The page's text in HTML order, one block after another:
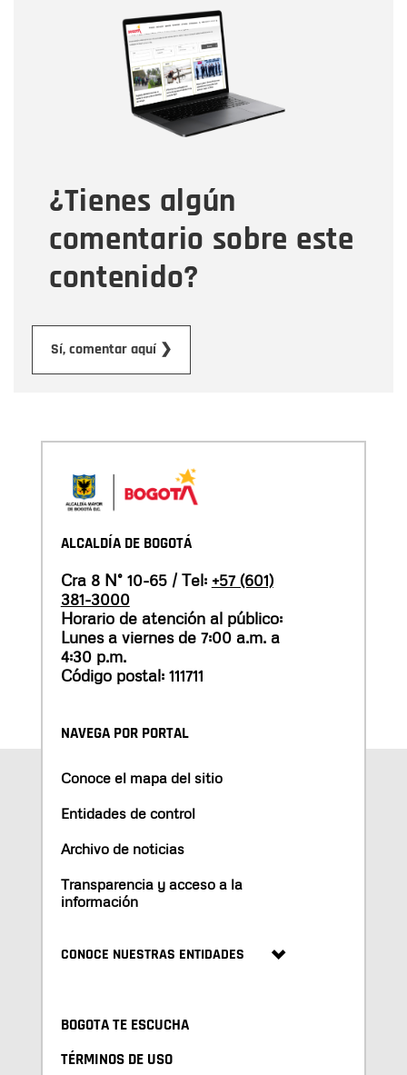
¿Tienes algún
comentario sobre este
contenido?
Sí, comentar aquí ❯
Correo electrónico
Tipo de comentario
Mensaje
ALCALDÍA DE BOGOTÁ
Cra 8 N° 10-65 / Tel: +57 (601)
381-3000
Horario de atención al público:
Lunes a viernes de 7:00 a.m. a
4:30 p.m.
Código postal: 111711
NAVEGA POR PORTAL
Conoce el mapa del sitio
Entidades de control
Archivo de noticias
Transparencia y acceso a la
información
CONOCE NUESTRAS ENTIDADES
BOGOTA TE ESCUCHA
TÉRMINOS DE USO